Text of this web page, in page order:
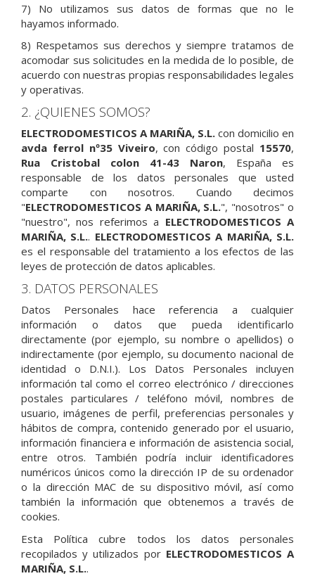
7) No utilizamos sus datos de formas que no le
hayamos informado.
8) Respetamos sus derechos y siempre tratamos de
acomodar sus solicitudes en la medida de lo posible, de
acuerdo con nuestras propias responsabilidades legales
y operativas.
2. ¿QUIENES SOMOS?
ELECTRODOMESTICOS A MARIÑA, S.L. con domicilio en
avda ferrol nº35 Viveiro, con código postal 15570,
Rua Cristobal colon 41-43 Naron, España es
responsable de los datos personales que usted
comparte con nosotros. Cuando decimos
"ELECTRODOMESTICOS A MARIÑA, S.L.", "nosotros" o
"nuestro", nos referimos a ELECTRODOMESTICOS A
MARIÑA, S.L.. ELECTRODOMESTICOS A MARIÑA, S.L.
es el responsable del tratamiento a los efectos de las
leyes de protección de datos aplicables.
3. DATOS PERSONALES
Datos Personales hace referencia a cualquier
información o datos que pueda identificarlo
directamente (por ejemplo, su nombre o apellidos) o
indirectamente (por ejemplo, su documento nacional de
identidad o D.N.I.). Los Datos Personales incluyen
información tal como el correo electrónico / direcciones
postales particulares / teléfono móvil, nombres de
usuario, imágenes de perfil, preferencias personales y
hábitos de compra, contenido generado por el usuario,
información financiera e información de asistencia social,
entre otros. También podría incluir identificadores
numéricos únicos como la dirección IP de su ordenador
o la dirección MAC de su dispositivo móvil, así como
también la información que obtenemos a través de
cookies.
Esta Política cubre todos los datos personales
recopilados y utilizados por ELECTRODOMESTICOS A
MARIÑA, S.L..